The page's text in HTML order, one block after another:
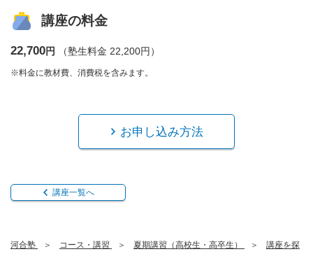
講座の料金
22,700円 （塾生料金 22,200円）
※料金に教材費、消費税を含みます。
お申し込み方法
講座一覧へ
河合塾 コース・講習 夏期講習（高校生・高卒生）
講座を探